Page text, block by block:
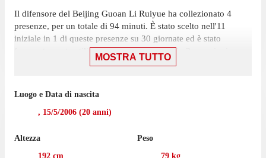
Il difensore del Beijing Guoan Li Ruiyue ha collezionato 4
presenze, per un totale di 94 minuti. È stato scelto nell'11
iniziale in 1 di queste presenze su 30 giornate ed è stato
frequentemente utilizzato come subentrato, in 3 occasioni.
in cui ha giocato 19 minuti.
Nella passata stagione di Chinese Football League 1 Ruiyue ha
MOSTRA TUTTO
Luogo e Data di nascita
, 15/5/2006 (20 anni)
Altezza
192 cm
Peso
79 kg